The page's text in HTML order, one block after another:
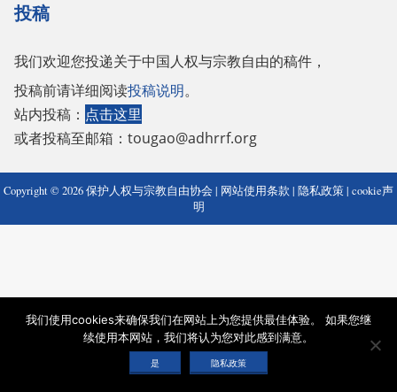
投稿
我们欢迎您投递关于中国人权与宗教自由的稿件，
投稿前请详细阅读投稿说明。
站内投稿： 点击这里
或者投稿至邮箱： tougao@adhrrf.org
Copyright © 2026 保护人权与宗教自由协会 | 网站使用条款 | 隐私政策| cookie声
明
我们使用cookies来确保我们在网站上为您提供最佳体验。 如果您继
续使用本网站，我们将认为您对此感到满意。
是 隐私政策